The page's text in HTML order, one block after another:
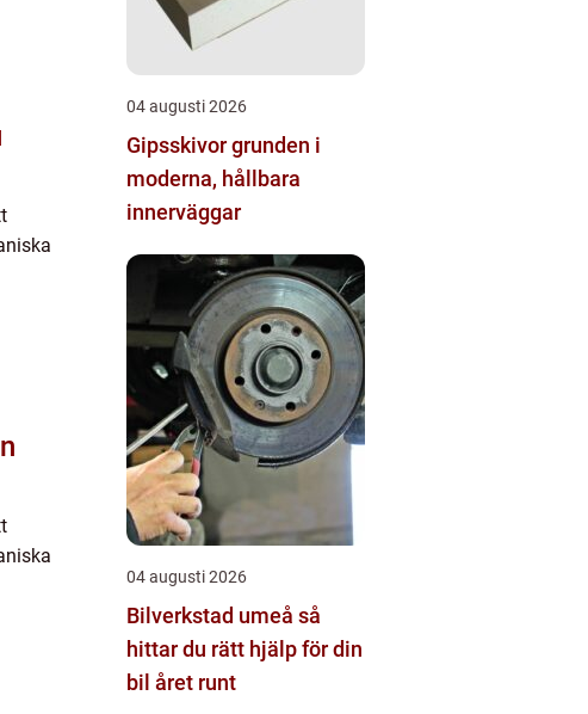
04 augusti 2026
Gipsskivor grunden i
moderna, hållbara
innerväggar
04 augusti 2026
Bilverkstad umeå så
hittar du rätt hjälp för din
bil året runt